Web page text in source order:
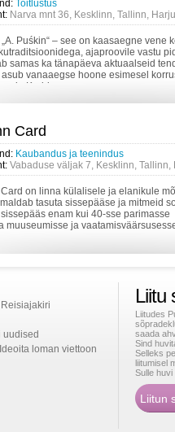
Toitlustus
Narva mnt 36, Kesklinn, Tallinn,
„A. Puśkin“ – see on kaasaegne vene
ajaproovile vastu
samas ka tänapäeva aktuaalseid
asub vanaaegse hoone esimesel
ja Kadrior...
Card
Kaubandus ja teenindus
Vabaduse väljak 7, Kesklinn,
on linna külalisele ja elanikule
tasuta sissepääse ja mitmeid
enam kui 40-sse parimasse
muuseumisse ja
uudised
loman viettoon
Liitu
Liitudes
saada
Sind
Selleks
liitumisel
Sulle